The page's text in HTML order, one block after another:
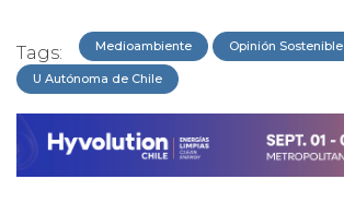
Tags: Medioambiente Opinión Sostenible
U Autónoma de Chile